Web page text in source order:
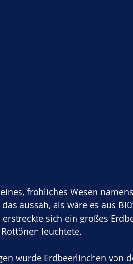
fröhliches Wesen
aussah, als wäre es aus
sich ein großes
leuchtete.
wurde Erdbeerlinchen von